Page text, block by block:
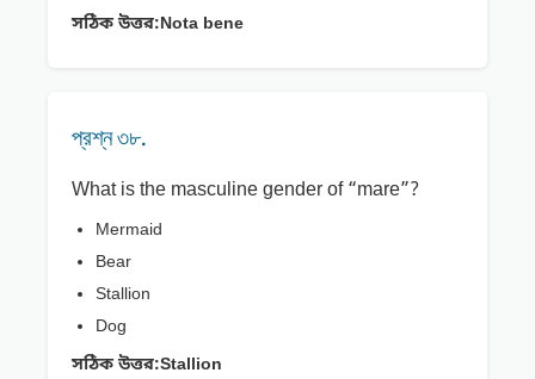
সঠিক উত্তর:Nota bene
প্রশ্ন ৩৮.
What is the masculine gender of “mare”?
Mermaid
Bear
Stallion
Dog
সঠিক উত্তর:Stallion